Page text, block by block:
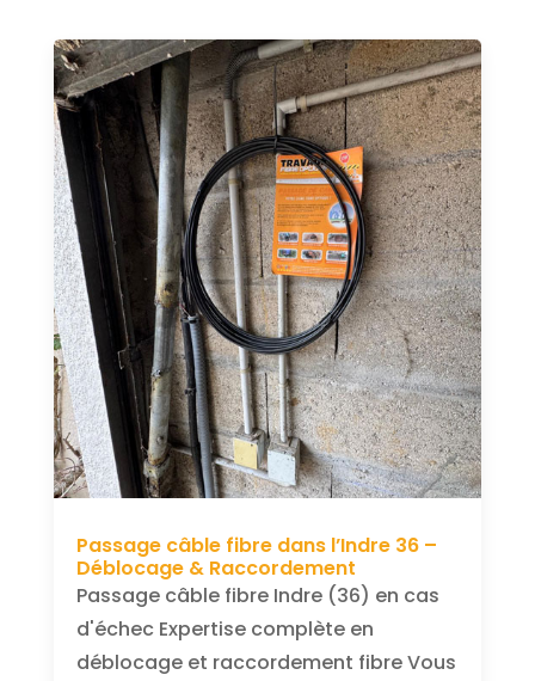
Passage câble fibre dans l’Indre 36 –
Déblocage & Raccordement
Passage câble fibre Indre (36) en cas
d'échec Expertise complète en
déblocage et raccordement fibre Vous